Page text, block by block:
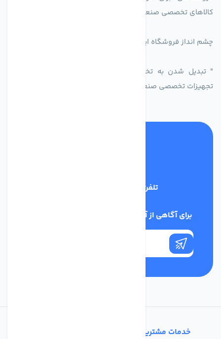
کالاهای تخصصی صنعتی در راستای تخصص شرکت
چشم انداز فروشگاه اینترنتی اکسین شاپ
" تبدیل شدن به تخصصی ترین و پر فروش ترین بازار مجازی
تجهیزات تخصصی صنعتی ایران
تلفن پشتیبانی
برای آگاهی از آخرین اخبار در خبرنامه ما عضو شوید
خدمات مشتریان